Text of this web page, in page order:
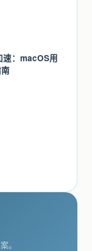
速：macOS用
。